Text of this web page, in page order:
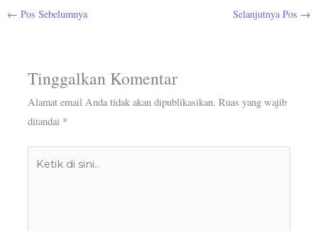
← Pos Sebelumnya Selanjutnya Pos →
Tinggalkan Komentar
Alamat email Anda tidak akan dipublikasikan. Ruas yang wajib
ditandai *